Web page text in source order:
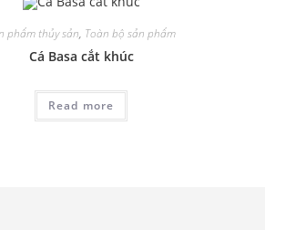
phẩm thủy sản, Toàn bộ sản phẩm
Cá Basa cắt khúc
Read more